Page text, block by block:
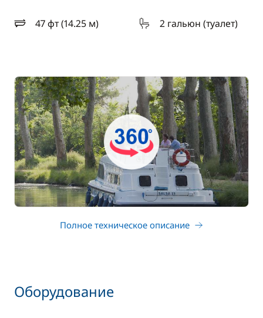
47 фт (14.25 м)
длина 2 гальюн (туалет)
Полное техническое описание
Оборудование